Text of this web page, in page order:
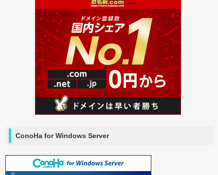
ConoHa for Windows Server